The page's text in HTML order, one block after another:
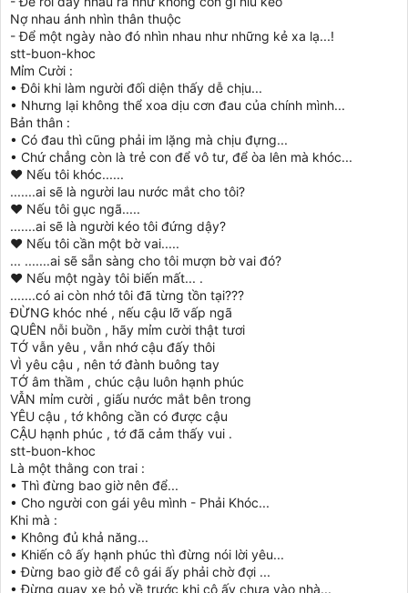
Nợ nhau ánh nhìn thân thuộc
- Để một ngày nào đó nhìn nhau như những kẻ xa lạ...!
stt-buon-khoc
Mỉm Cười :
• Đôi khi làm người đối diện thấy dễ chịu...
• Nhưng lại không thể xoa dịu cơn đau của chính mình...
Bản thân :
• Có đau thì cũng phải im lặng mà chịu đựng...
• Chứ chẳng còn là trẻ con để vô tư, để òa lên mà khóc...
♥ Nếu tôi khóc......
.......ai sẽ là người lau nước mắt cho tôi?
♥ Nếu tôi gục ngã.....
.......ai sẽ là người kéo tôi đứng dậy?
♥ Nếu tôi cần một bờ vai.....
... .......ai sẽ sẵn sàng cho tôi mượn bờ vai đó?
♥ Nếu một ngày tôi biến mất... .
.......có ai còn nhớ tôi đã từng tồn tại???
ĐỪNG khóc nhé , nếu cậu lỡ vấp ngã
QUÊN nỗi buồn , hãy mỉm cười thật tươi
TỚ vẫn yêu , vẫn nhớ cậu đấy thôi
VÌ yêu cậu , nên tớ đành buông tay
TỚ âm thầm , chúc cậu luôn hạnh phúc
VẪN mỉm cười , giấu nước mắt bên trong
YÊU cậu , tớ không cần có được cậu
CẬU hạnh phúc , tớ đã cảm thấy vui .
stt-buon-khoc
Là một thằng con trai :
• Thì đừng bao giờ nên để...
• Cho người con gái yêu mình - Phải Khóc...
Khi mà :
• Không đủ khả năng...
• Khiến cô ấy hạnh phúc thì đừng nói lời yêu...
• Đừng bao giờ để cô gái ấy phải chờ đợi ...
• Đừng quay xe bỏ về trước khi cô ấy chưa vào nhà...